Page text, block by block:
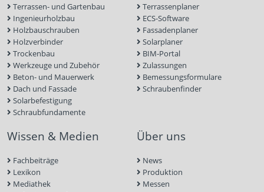
Terrassen- und Gartenbau
Ingenieurholzbau
Holzbauschrauben
Holzverbinder
Trockenbau
Werkzeuge und Zubehör
Beton- und Mauerwerk
Dach und Fassade
Solarbefestigung
Schraubfundamente
Terrassenplaner
ECS-Software
Fassadenplaner
Solarplaner
BIM-Portal
Zulassungen
Bemessungsformulare
Schraubenfinder
Wissen & Medien
Fachbeiträge
Lexikon
Mediathek
Über uns
News
Produktion
Messen